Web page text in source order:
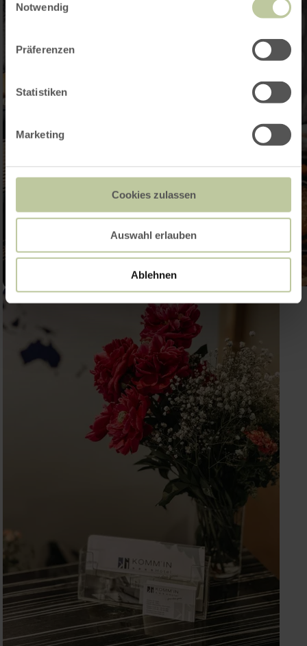
Notwendig
Präferenzen
Statistiken
Marketing
Cookies zulassen
Auswahl erlauben
Ablehnen